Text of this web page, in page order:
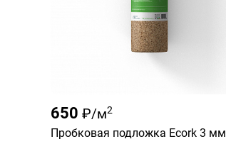
650 ₽/м2
Пробковая подложка Ecork 3 мм